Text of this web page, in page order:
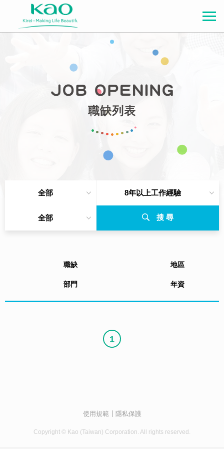
職缺列表
全部 8年以上工作經驗
全部 搜 尋
職缺 地區
部門 年資
1
使用規範 隱私保護
Copyright © Kao (Taiwan) Corporation. All rights reserved.